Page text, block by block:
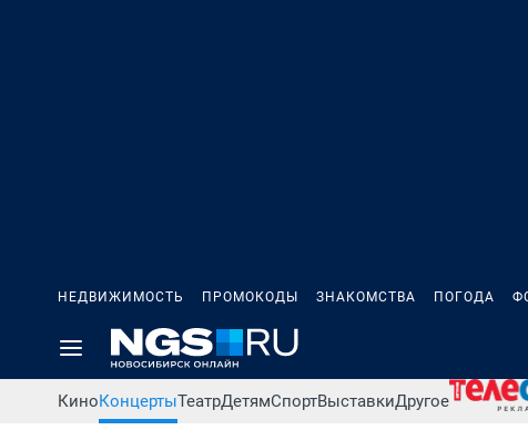
НЕДВИЖИМОСТЬ ПРОМОКОДЫ ЗНАКОМСТВА ПОГОДА
КиноКонцертыТеатрДетямСпортВыставкиДругое